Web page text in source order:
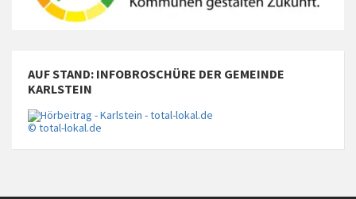
AUF STAND: INFOBROSCHÜRE DER GEMEINDE
KARLSTEIN
© total-lokal.de